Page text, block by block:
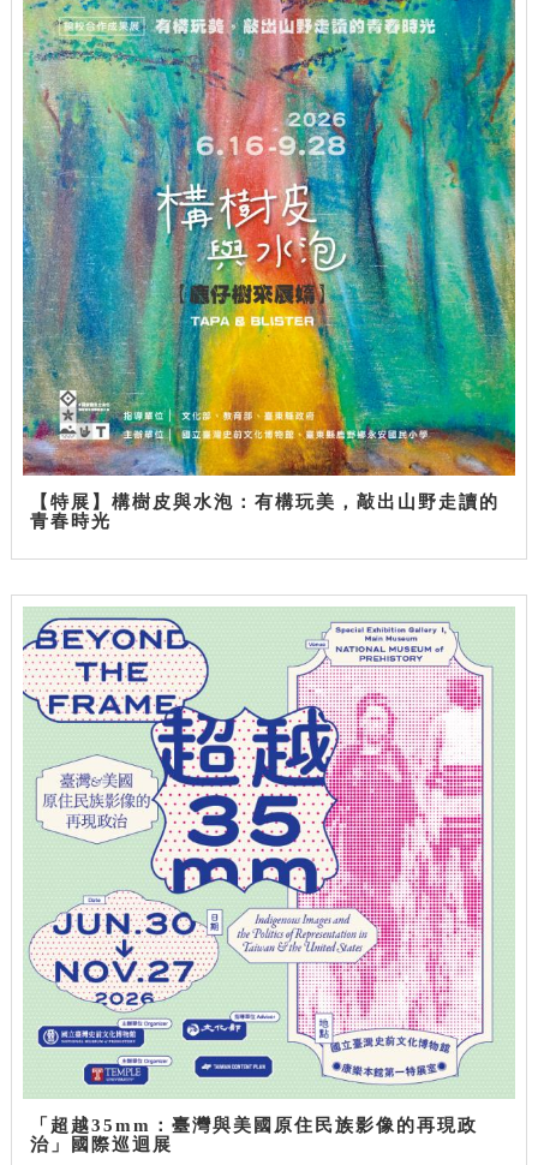
【特展】構樹皮與水泡：有構玩美，敲出山野走讀的
青春時光
「超越35mm：臺灣與美國原住民族影像的再現政
治」國際巡迴展